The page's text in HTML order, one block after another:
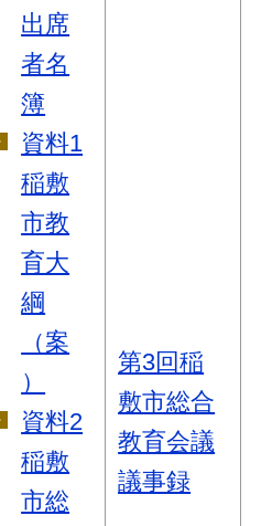
出席
者名
簿
資料1
稲敷
市教
育大
綱
（案
）
資料2
稲敷
市総
第3回稲
敷市総合
教育会議
議事録